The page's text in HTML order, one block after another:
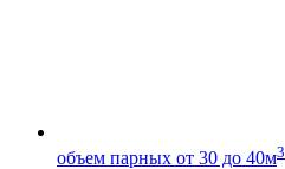
объем парных от 30 до 40м3